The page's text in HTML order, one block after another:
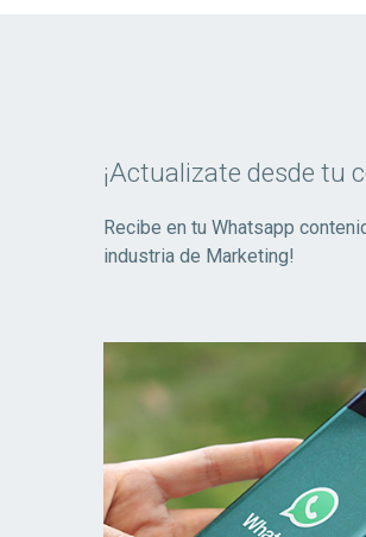
¡Actualizate desde tu
Recibe en tu Whatsapp
industria de Marketing!